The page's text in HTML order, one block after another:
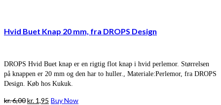
Hvid Buet Knap 20 mm, fra DROPS Design
DROPS Hvid Buet knap er en rigtig flot knap i hvid perlemor. Størrelsen
på knappen er 20 mm og den har to huller., Materiale:Perlemor, fra DROPS
Design. Køb hos Kukuk.
kr.6,00Den
kr. 1,95 Den
Buy Now